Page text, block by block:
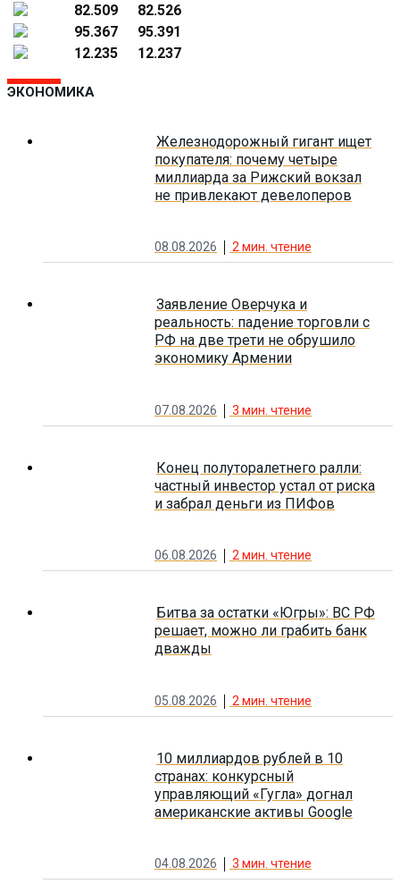
82.509
82.526
95.367
95.391
12.235
12.237
ЭКОНОМИКА
Железнодорожный гигант ищет
покупателя: почему четыре
миллиарда за Рижский вокзал
не привлекают девелоперов
08.08.2026 2 мин. чтение
Заявление Оверчука и
реальность: падение торговли с
РФ на две трети не обрушило
экономику Армении
07.08.2026 3 мин. чтение
Конец полуторалетнего ралли:
частный инвестор устал от риска
и забрал деньги из ПИФов
06.08.2026 2 мин. чтение
Битва за остатки «Югры»: ВС РФ
решает, можно ли грабить банк
дважды
05.08.2026 2 мин. чтение
10 миллиардов рублей в 10
странах: конкурсный
управляющий «Гугла» догнал
американские активы Google
04.08.2026 3 мин. чтение